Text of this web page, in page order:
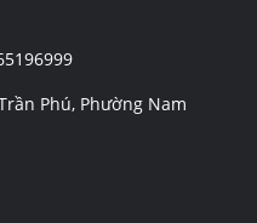
Phú, Phường Nam